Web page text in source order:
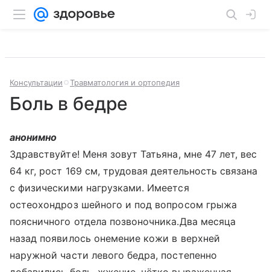
Консультации Травматология и ортопедия
Боль в бедре
анонимно
Здравствуйте! Меня зовут Татьяна, мне 47 лет, вес
64 кг, рост 169 см, трудовая деятельность связана
с физическими нагрузками. Имеется
остеохондроз шейного и под вопросом грыжа
поясничного отдела позвоночника.Два месяца
назад появилось онемение кожи в верхней
наружной части левого бедра, постепенно